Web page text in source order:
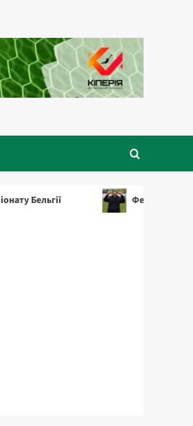
Фернандес – найкращий